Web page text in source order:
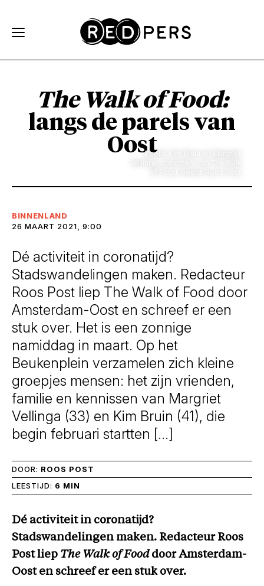
The Walk of Food:
langs de parels van
OostBeeld: Kim Bruin en Margriet
Vellinga, oprichters van The Walk
BINNENLAND
26 MAART 2021, 9:00
Dé activiteit in coronatijd?
Stadswandelingen maken. Redacteur
Roos Post liep The Walk of Food door
Amsterdam-Oost en schreef er een
stuk over. Het is een zonnige
namiddag in maart. Op het
Beukenplein verzamelen zich kleine
groepjes mensen: het zijn vrienden,
familie en kennissen van Margriet
Vellinga (33) en Kim Bruin (41), die
begin februari startten […]
DOOR: ROOS POST
LEESTIJD: 6 MIN
Dé activiteit in coronatijd?
Stadswandelingen maken. Redacteur Roos
Post liep The Walk of Fooddoor Amsterdam-
Oost en schreef er een stuk over.